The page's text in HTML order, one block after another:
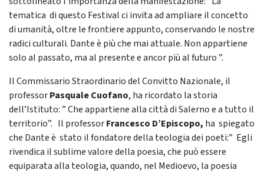
tematica di questo Festival ci invita ad ampliare il concetto
di umanità, oltre le frontiere appunto, conservando le nostre
radici culturali. Dante è più che mai attuale. Non appartiene
solo al passato, ma al presente e ancor più al futuro ”.
Il Commissario Straordinario del Convitto Nazionale, il
professorPasquale Cuofano, ha ricordato la storia
dell’Istituto: ” Che appartiene alla città di Salerno e a tutto il
territorio”. Il professorFrancesco D’Episcopo, ha spiegato
che Dante è stato il fondatore della teologia dei poeti:” Egli
rivendica il sublime valore della poesia, che può essere
equiparata alla teologia, quando, nel Medioevo, la poesia